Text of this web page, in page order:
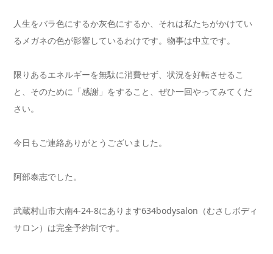
人生をバラ色にするか灰色にするか、それは私たちがかけてい
るメガネの色が影響しているわけです。物事は中立です。
限りあるエネルギーを無駄に消費せず、状況を好転させるこ
と、そのために「感謝」をすること、ぜひ一回やってみてくだ
さい。
今日もご連絡ありがとうございました。
阿部泰志でした。
武蔵村山市大南4-24-8にあります634bodysalon（むさしボディ
サロン）は完全予約制です。